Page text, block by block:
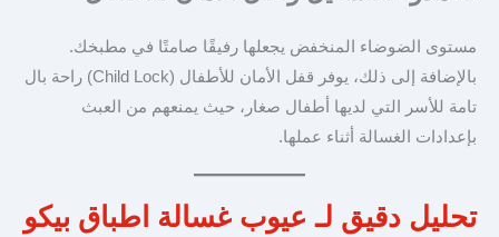
مستوى الضوضاء المنخفض يجعلها رفيقًا صامتًا في مطبخك.
بالإضافة إلى ذلك، يوفر قفل الأمان للأطفال (Child Lock) راحة بال
تامة للأسر التي لديها أطفال صغار، حيث يمنعهم من العبث
بإعدادات الغسالة أثناء عملها.
تحليل دقيق لـ عيوب غسالة اطباق بيكو